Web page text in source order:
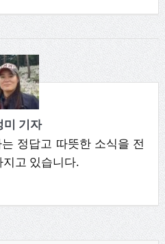
미 기자
정답고 따뜻한 소식을 전
고 있습니다.